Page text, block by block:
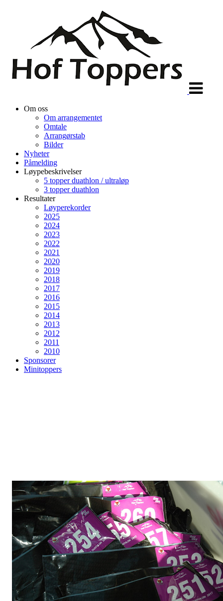
Om oss
Om arrangementet
Omtale
Arrangørstab
Bilder
Nyheter
Påmelding
Løypebeskrivelser
5 topper duathlon / ultraløp
3 topper duathlon
Resultater
Løyperekorder
2025
2024
2023
2022
2021
2020
2019
2018
2017
2016
2015
2014
2013
2012
2011
2010
Sponsorer
Minitoppers